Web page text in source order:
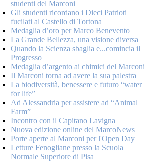
studenti del Marconi
Gli studenti ricordano i Dieci Patrioti
fucilati al Castello di Tortona
Medaglia d’oro per Marco Benevento
La Grande Bellezza, una visione diversa
Quando la Scienza sbaglia e...comincia il
Progresso
Medaglia d’argento ai chimici del Marconi
Il Marconi torna ad avere la sua palestra
La biodiversità, benessere e futuro “water
for life”
Ad Alessandria per assistere ad “Animal
Farm”
Incontro con il Capitano Lavigna
Nuova edizione online del MarcoNews
Porte aperte al Marconi per l'Open Day
Letture Fenogliane presso la Scuola
Normale Superiore di Pisa